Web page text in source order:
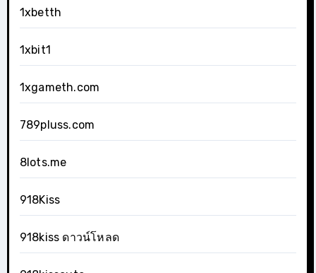
1xbetth
1xbit1
1xgameth.com
789pluss.com
8lots.me
918Kiss
918kiss ดาวน์โหลด